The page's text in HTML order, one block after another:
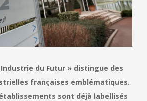
du Futur » distingue des
françaises emblématiques.
sont déjà labellisés